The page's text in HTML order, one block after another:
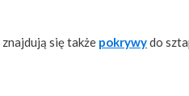
znajdują się także pokrywydo